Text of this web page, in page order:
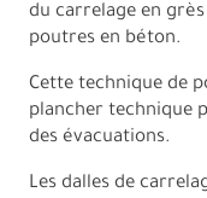
du carrelage en
poutres en béton.
Cette technique de
plancher technique
des évacuations.
Les dalles de